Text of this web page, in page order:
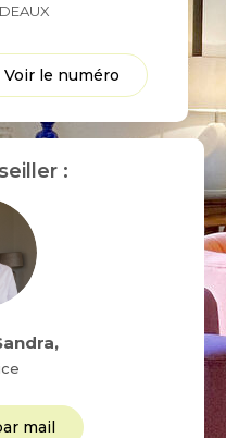
Voir le numéro
:
,
mail